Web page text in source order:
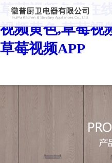
草莓视频免费在
视频黄色,草莓视
草莓视频APP